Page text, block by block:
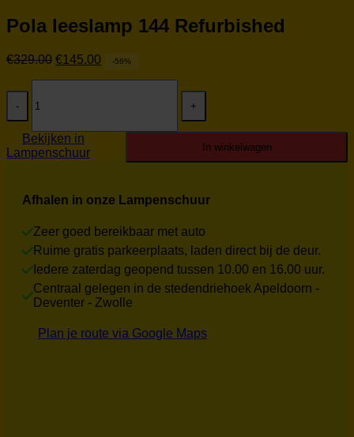
Pola leeslamp 144 Refurbished
€329.00 Oorspronkelijke
€145.00 Huidige
-56%
leeslamp
144
Refurbished
aantal
In winkelwagen
Bekijken in
Lampenschuur
Afhalen in onze Lampenschuur
Zeer goed bereikbaar met auto
Ruime gratis parkeerplaats, laden direct bij de deur.
Iedere zaterdag geopend tussen 10.00 en 16.00 uur.
Centraal gelegen in de stedendriehoek Apeldoorn -
Deventer - Zwolle
Plan je route via Google Maps